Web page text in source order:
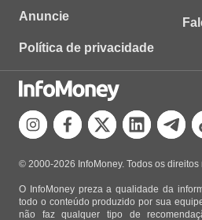
Anuncie
Política de privacidade
© 2000-2026 InfoMoney. Todos os direitos
O InfoMoney preza a qualidade da
todo o conteúdo produzido por sua
não faz qualquer tipo de